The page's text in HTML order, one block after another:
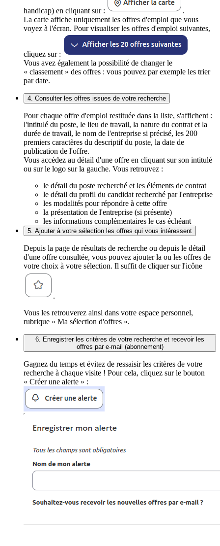
handicap) en cliquant sur :
.
La carte affiche uniquement les offres d'emploi que vous
voyez à l'écran. Pour visualiser les offres d'emploi suivantes,
cliquez sur :
Vous avez également la possibilité de changer le
« classement » des offres : vous pouvez par exemple les trier
par date.
4. Consulter les offres issues de votre recherche
Pour chaque offre d'emploi restituée dans la liste, s'affichent :
l'intitulé du poste, le lieu de travail, la nature du contrat et la
durée de travail, le nom de l'entreprise si précisé, les 200
premiers caractères du descriptif du poste, la date de
publication de l'offre.
Vous accédez au détail d'une offre en cliquant sur son intitulé
ou sur le logo sur la gauche. Vous retrouvez :
le détail du poste recherché et les éléments de contrat
le détail du profil du candidat recherché par l'entreprise
les modalités pour répondre à cette offre
la présentation de l'entreprise (si présente)
les informations complémentaires le cas échéant
5. Ajouter à votre sélection les offres qui vous intéressent
Depuis la page de résultats de recherche ou depuis le détail
d'une offre consultée, vous pouvez ajouter la ou les offres de
votre choix à votre sélection. Il suffit de cliquer sur l'icône
.
Vous les retrouverez ainsi dans votre espace personnel,
rubrique « Ma sélection d'offres ».
6. Enregistrer les critères de votre recherche et recevoir les
offres par e-mail (abonnement)
Gagnez du temps et évitez de ressaisir les critères de votre
recherche à chaque visite ! Pour cela, cliquez sur le bouton
« Créer une alerte » :